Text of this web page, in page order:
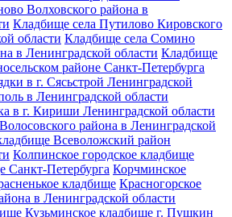
Волховского района в
Кладбище села Путилово Кировского
области Кладбище села Сомино
в Ленинградской области Кладбище
районе Санкт-Петербурга
в г. Сясьстрой Ленинградской
в Ленинградской области
в г. Кириши Ленинградской области
района в Ленинградской
Всеволожский район
Колпинское городское кладбище
Санкт-Петербурга Корчминское
кладбище Красногорское
в Ленинградской области
Кузьминское кладбище г. Пушкин